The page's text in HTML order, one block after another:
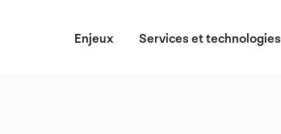
Enjeux Services et technologies